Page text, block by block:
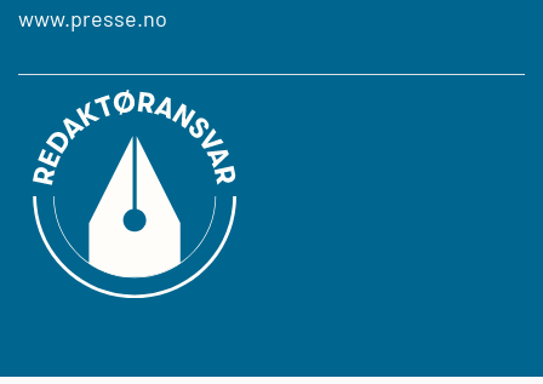
www.presse.no